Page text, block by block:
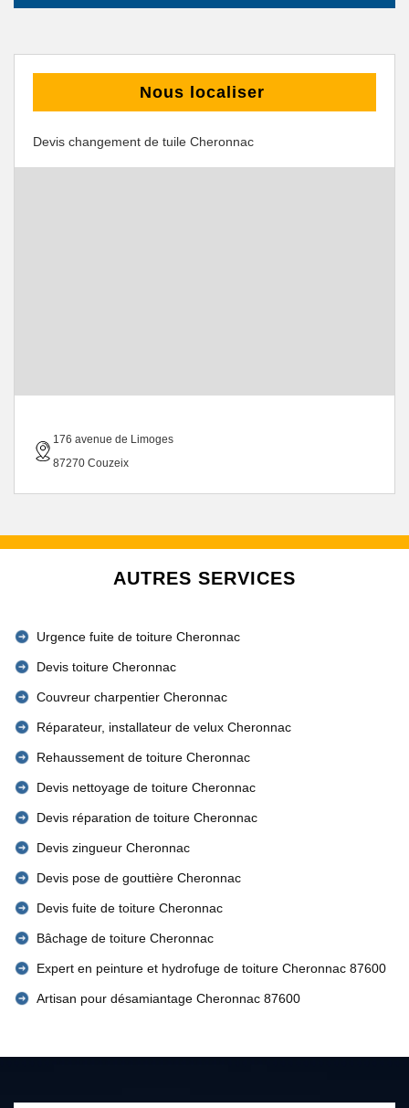
Nous localiser
Devis changement de tuile Cheronnac
176 avenue de Limoges
87270 Couzeix
AUTRES SERVICES
Urgence fuite de toiture Cheronnac
Devis toiture Cheronnac
Couvreur charpentier Cheronnac
Réparateur, installateur de velux Cheronnac
Rehaussement de toiture Cheronnac
Devis nettoyage de toiture Cheronnac
Devis réparation de toiture Cheronnac
Devis zingueur Cheronnac
Devis pose de gouttière Cheronnac
Devis fuite de toiture Cheronnac
Bâchage de toiture Cheronnac
Expert en peinture et hydrofuge de toiture Cheronnac 87600
Artisan pour désamiantage Cheronnac 87600